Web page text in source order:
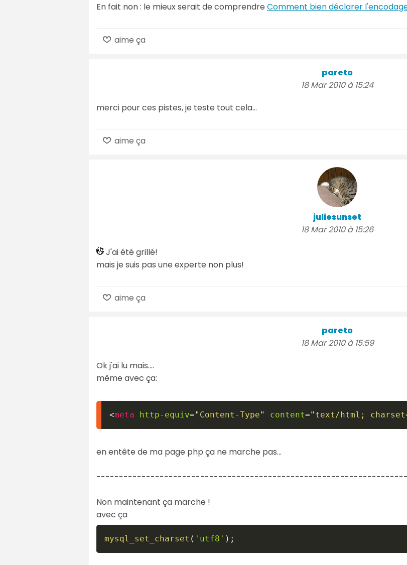
En fait non : le mieux serait de comprendre Comment bien déclarer
aime ça
pareto
18 Mar 2010 à 15:24
merci pour ces pistes, je teste tout cela...
aime ça
juliesunset
18 Mar 2010 à 15:26
J'ai été grillé!
mais je suis pas une experte non plus!
aime ça
pareto
18 Mar 2010 à 15:59
Ok j'ai lu mais....
même avec ça:
<meta http-equiv=" Content-Type" content=" text/html;
en entête de ma page php ça ne marche pas...
Non maintenant ça marche !
avec ça
mysql_set_charset ( 'utf8' ) ;